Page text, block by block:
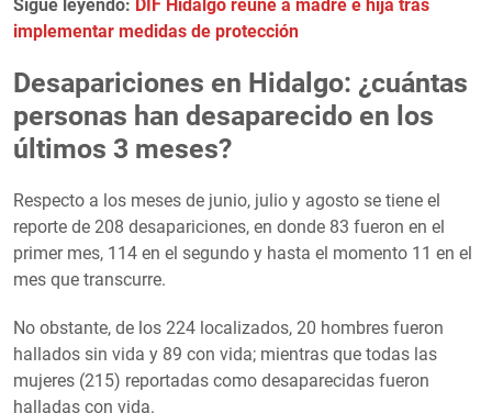
Sigue leyendo: DIF Hidalgo reúne a madre e hija tras
implementar medidas de protección
Desapariciones en Hidalgo: ¿cuántas
personas han desaparecido en los
últimos 3 meses?
Respecto a los meses de junio, julio y agosto se tiene el
reporte de 208 desapariciones, en donde 83 fueron en el
primer mes, 114 en el segundo y hasta el momento 11 en el
mes que transcurre.
No obstante, de los 224 localizados, 20 hombres fueron
hallados sin vida y 89 con vida; mientras que todas las
mujeres (215) reportadas como desaparecidas fueron
halladas con vida.